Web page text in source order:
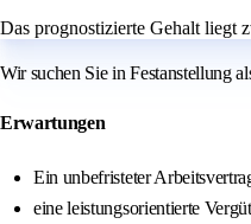
Das prognostizierte Gehalt liegt
Wir suchen Sie in Festanstellung
Erwartungen
Ein unbefristeter
eine leistungsorientierte